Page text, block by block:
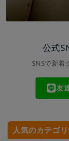
公式
SNSで新着
友
人気のカテゴ